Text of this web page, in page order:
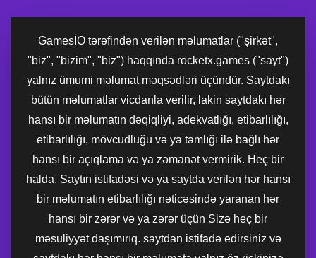
GamesİO tərəfindən verilən məlumatlar ("şirkət",
"biz", "bizim", "biz") haqqında rocketx.games ("sayt")
yalnız ümumi məlumat məqsədləri üçündür. Saytdakı
bütün məlumatlar vicdanla verilir, lakin saytdakı hər
hansı bir məlumatın dəqiqliyi, adekvatlığı, etibarlılığı,
etibarlılığı, mövcudluğu və ya tamlığı ilə bağlı hər
hansı bir açıqlama və ya zəmanət vermirik. Heç bir
halda, Saytın istifadəsi və ya saytda verilən hər hansı
bir məlumatın etibarlılığı nəticəsində yaranan hər
hansı bir zərər və ya zərər üçün Sizə heç bir
məsuliyyət daşımırıq. saytdan istifadə edirsiniz və